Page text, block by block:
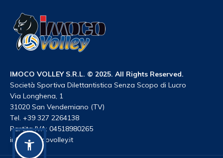
IMOCO VOLLEY S.R.L. © 2025. All Rights Reserved.
Società Sportiva Dilettantistica Senza Scopo di Lucro
Via Longhena, 1
31020 San Vendemiano (TV)
Tel. +39 327 2264138
Partita IVA: 04518980265
info@imocovolley.it